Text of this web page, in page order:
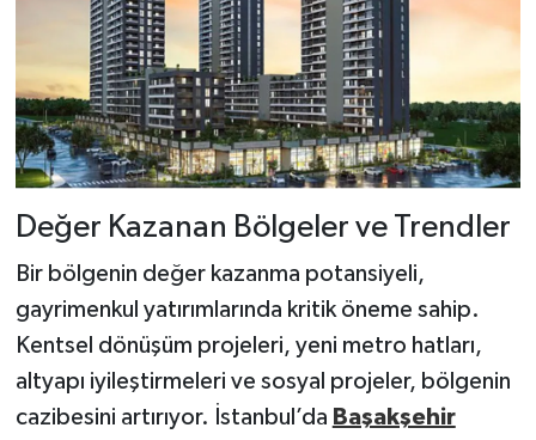
Değer Kazanan Bölgeler ve Trendler
Bir bölgenin değer kazanma potansiyeli,
gayrimenkul yatırımlarında kritik öneme sahip.
Kentsel dönüşüm projeleri, yeni metro hatları,
altyapı iyileştirmeleri ve sosyal projeler, bölgenin
cazibesini artırıyor. İstanbul’da Başakşehir